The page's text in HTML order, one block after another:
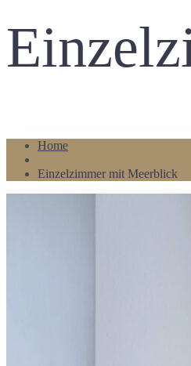
Home
Einzelzimmer mit Meerblick